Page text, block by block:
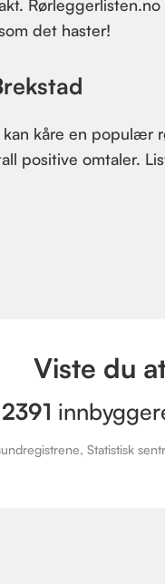
det haster!
kåre en populær
positive omtaler.
Viste du
2391
Statistisk